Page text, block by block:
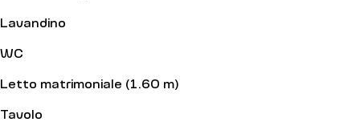
Lavandino
WC
Letto matrimoniale (1.60 m)
Tavolo